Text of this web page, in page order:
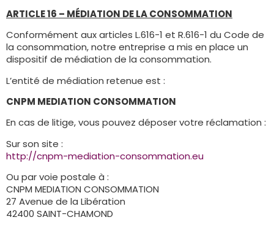
ARTICLE 16 – MÉDIATION DE LA CONSOMMATION
Conformément aux articles L.616-1 et R.616-1 du Code de
la consommation, notre entreprise a mis en place un
dispositif de médiation de la consommation.
L’entité de médiation retenue est :
CNPM MEDIATION CONSOMMATION
En cas de litige, vous pouvez déposer votre réclamation :
Sur son site :
http://cnpm-mediation-consommation.eu
Ou par voie postale à :
CNPM MEDIATION CONSOMMATION
27 Avenue de la Libération
42400 SAINT-CHAMOND